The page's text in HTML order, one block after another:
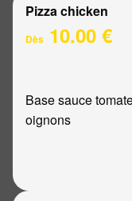
Pizza chicken
Dès 10.00 €
Base sauce
oignons